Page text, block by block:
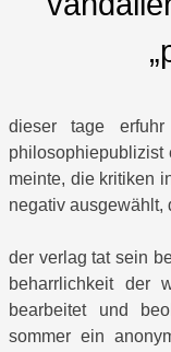
dieser tage
philosophiepublizist
meinte, die kritiken
negativ ausgewählt,
der verlag tat sein
beharrlichkeit der
bearbeitet und
sommer ein